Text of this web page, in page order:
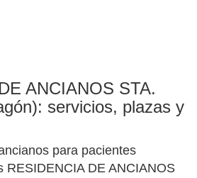
ANCIANOS STA.
servicios, plazas y
para pacientes
RESIDENCIA DE ANCIANOS